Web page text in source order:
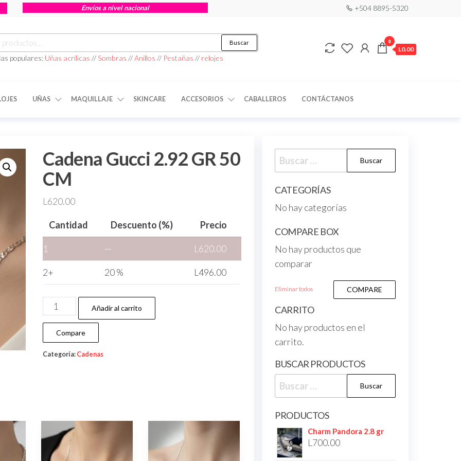
Envíos a nivel nacional +504 8895-5320
Buscar
populares: Uñas acrílicas //Sombras //Anillos // Pestañas // relojes
0
L0.00
UÑAS MAQUILLAJE SKINCARE ACCESORIOS CABALLEROS CONTÁCTANOS
Cadena Gucci 2.92 GR 50
CM
L 620.00
Cantidad Descuento (%) Precio
1 — L 620.00
2+ 20 % L 496.00
Añadir al carrito
Compare
Categoría: Cadenas
CATEGORÍAS
No hay categorías
COMPARE BOX
No hay productos que
comparar
Eliminar todos COMPARE
CARRITO
No hay productos en el
carrito.
BUSCAR PRODUCTOS
PRODUCTOS
Charm Pandora 2.8 gr
L 700.00